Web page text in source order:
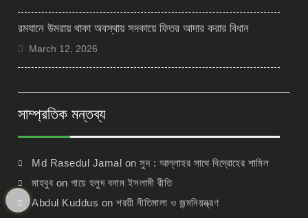
রমযানে উমরায় থাকা অবস্থায় সদকায়ে ফিতর আদার করার বিধান
March 12, 2026
সাম্প্রতিক মন্তব্য
Md Rasedul Jamal onসুদ : আল্লাহর সাথে বিদ্রোহের শামিল
মাহবুব onগায়ে হলুদ বনাম ইসলামী রীতি
Abdul Kuddus onশরয়ী নীতিমালা ও জন্মনিয়ন্ত্রণ